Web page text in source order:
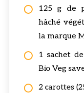
125 g de
hâché
la marque
1 sachet
Bio Veg
2 carottes